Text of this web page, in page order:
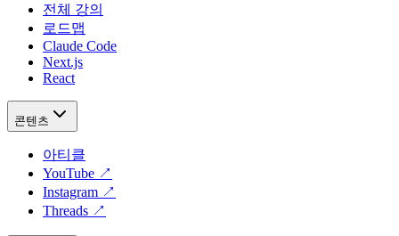
전체 강의
로드맵
Claude Code
Next.js
React
콘텐츠
아티클
YouTube ↗
Instagram ↗
Threads ↗